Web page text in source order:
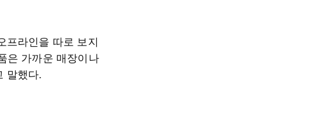
프라인을 따로 보지
은 가까운 매장이나
말했다.